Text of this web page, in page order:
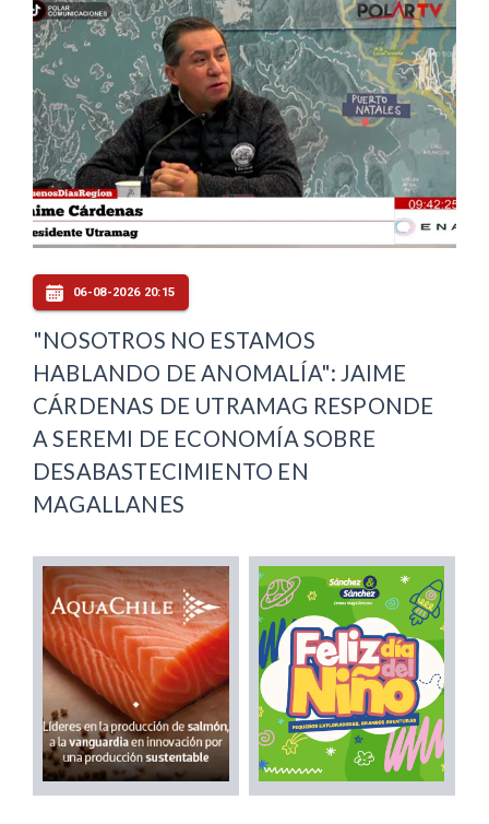
06-08-2026 20:15
"NOSOTROS NO ESTAMOS
HABLANDO DE ANOMALÍA": JAIME
CÁRDENAS DE UTRAMAG RESPONDE
A SEREMI DE ECONOMÍA SOBRE
DESABASTECIMIENTO EN
MAGALLANES